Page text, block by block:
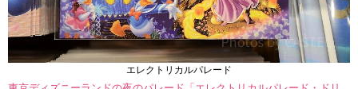
エレクトリカルパレード